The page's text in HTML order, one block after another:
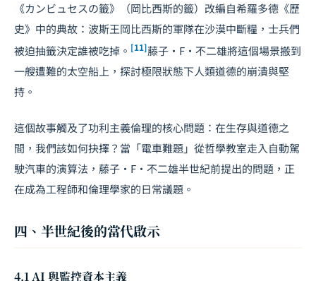
《カンビュセスの籤》（岡比西斯的籤）改編自希羅多德《歷
史》中的典故：波斯王岡比西斯的軍隊在沙漠中斷糧，士兵們
被迫抽籤決定誰被吃掉。 [11]藤子·F·不二雄將這個場景搬到
一艘遭難的太空船上，探討極限狀態下人類道德的崩潰與堅
持。
這個故事觸及了功利主義倫理的核心問題：在生存與道德之
間，我們該如何抉擇？當「電車難題」從哲學教室走入自動駕
駛汽車的演算法，藤子·F·不二雄半世紀前提出的問題，正
在成為工程師和倫理學家的日常議題。
四、半世紀後的當代啟示
4.1 AI 與監控資本主義